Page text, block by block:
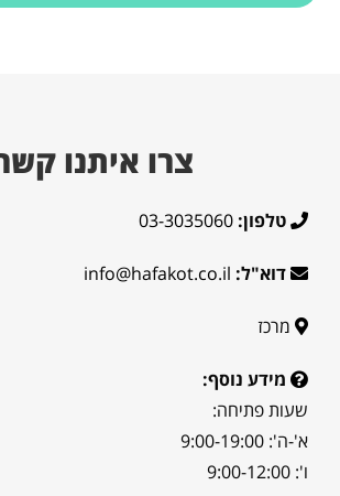
צרו איתנו
טלפון: 03-3035060
דוא"ל: info@hafakot.co.il
מרכז
מידע נוסף:
שעות פתיחה:
א'-ה': 9:00-19:00
ו': 9:00-12:00